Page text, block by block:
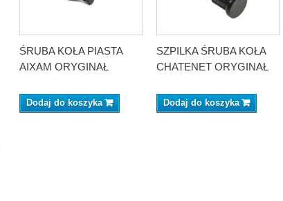
ŚRUBA KOŁA PIASTA
AIXAM ORYGINAŁ
Dodaj do koszyka
SZPILKA ŚRUBA KOŁA
CHATENET ORYGINAŁ
Dodaj do koszyka